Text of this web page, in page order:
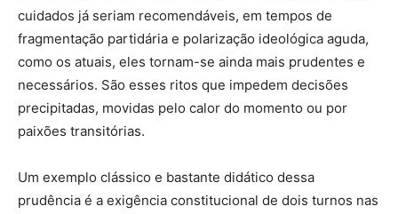
cuidados já seriam recomendáveis, em tempos de
fragmentação partidária e polarização ideológica aguda,
como os atuais, eles tornam-se ainda mais prudentes e
necessários. São esses ritos que impedem decisões
precipitadas, movidas pelo calor do momento ou por
paixões transitórias.
Um exemplo clássico e bastante didático dessa
prudência é a exigência constitucional de dois turnos nas